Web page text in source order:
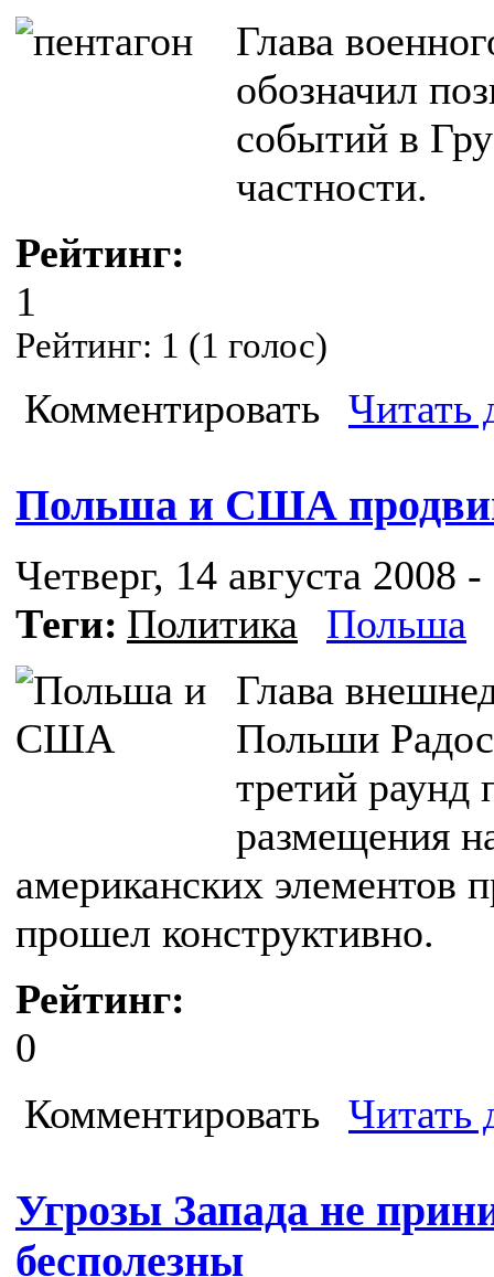
Глава
обозначил
событий в
частности.
Рейтинг:
1
Рейтинг: 1 (1 голос)
Комментировать Читать
Польша и США
Четверг, 14 августа 2008
Теги: Политика
Польша
Глава
Польши
третий
размещения
американских элементов
прошел конструктивно.
Рейтинг:
0
Комментировать
Читать
Угрозы Запада не
бесполезны